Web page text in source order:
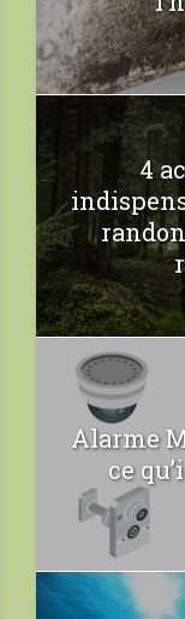
4
Alarme
ce